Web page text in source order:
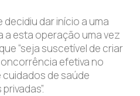
decidiu dar início a uma
esta operação uma vez
“seja suscetível de criar
efetiva no
de saúde